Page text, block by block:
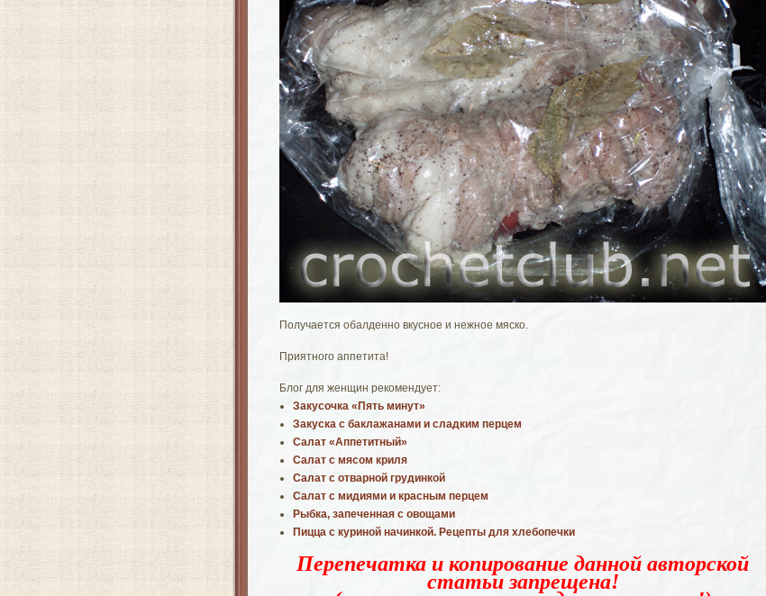
Получается обалденно вкусное и нежное мяско.
Приятного аппетита!
Блог для женщин рекомендует:
Закусочка «Пять минут»
Закуска с баклажанами и сладким перцем
Салат «Аппетитный»
Салат с мясом криля
Салат с отварной грудинкой
Салат с мидиями и красным перцем
Рыбка, запеченная с овощами
Пицца с куриной начинкой. Рецепты для хлебопечки
Перепечатка и копирование данной авторской
статьи запрещена!